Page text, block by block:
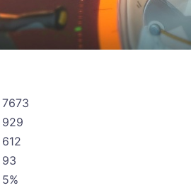
7673
929
612
93
5%